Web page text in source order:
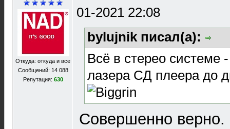
Откуда: откуда и все
Сообщений: 14 088
Репутация: 630
01-2021 22:08
bylujnik писал(а):
Всё в стерео системе
лазера СД плеера до
Совершенно